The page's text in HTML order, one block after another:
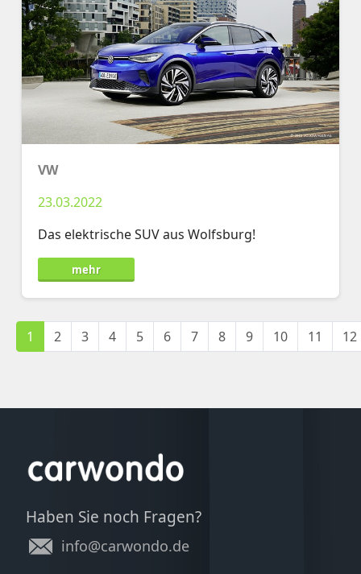
VW
23.03.2022
Das elektrische SUV aus Wolfsburg!
mehr
1 2 3 4 5 6 7 8 9 10 11 12
Haben Sie noch Fragen?
info@carwondo.de